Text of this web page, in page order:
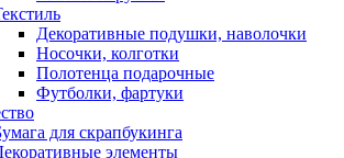
Декоративные подушки, наволочки
Носочки, колготки
Полотенца подарочные
Футболки, фартуки
для скрапбукинга
элементы